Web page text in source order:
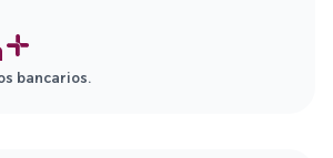
bancarios.